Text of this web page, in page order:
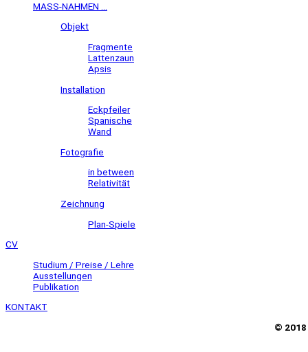
MASS-NAHMEN ...
Objekt
Fragmente
Lattenzaun
Apsis
Installation
Eckpfeiler
Spanische
Wand
Fotografie
in between
Relativität
Zeichnung
Plan-Spiele
CV
Studium / Preise / Lehre
Ausstellungen
Publikation
KONTAKT
©